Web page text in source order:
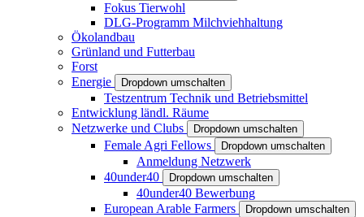
Fokus Tierwohl
DLG-Programm Milchviehhaltung
Ökolandbau
Grünland und Futterbau
Forst
Energie
Dropdown umschalten
Testzentrum Technik und Betriebsmittel
Entwicklung ländl. Räume
Netzwerke und Clubs
Dropdown umschalten
Female Agri Fellows Dropdown umschalten
Anmeldung Netzwerk
40under40
Dropdown umschalten
40under40 Bewerbung
European Arable Farmers
Dropdown umschalten